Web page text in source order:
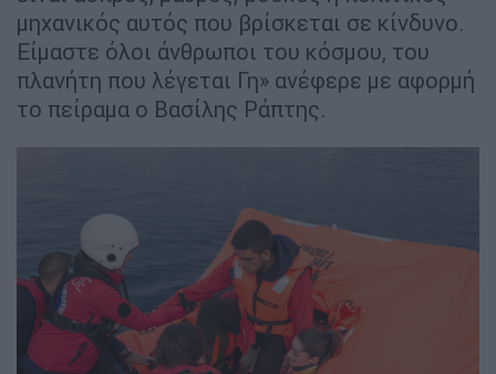
μηχανικός αυτός που βρίσκεται σε κίνδυνο.
Είμαστε όλοι άνθρωποι του κόσμου, του
πλανήτη που λέγεται Γη» ανέφερε με αφορμή
το πείραμα ο Βασίλης Ράπτης.